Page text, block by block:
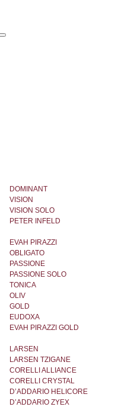
DOMINANT
VISION
VISION SOLO
PETER INFELD
EVAH PIRAZZI
OBLIGATO
PASSIONE
PASSIONE SOLO
TONICA
OLIV
GOLD
EUDOXA
EVAH PIRAZZI GOLD
LARSEN
LARSEN TZIGANE
CORELLI ALLIANCE
CORELLI CRYSTAL
D’ADDARIO HELICORE
D’ADDARIO ZYEX